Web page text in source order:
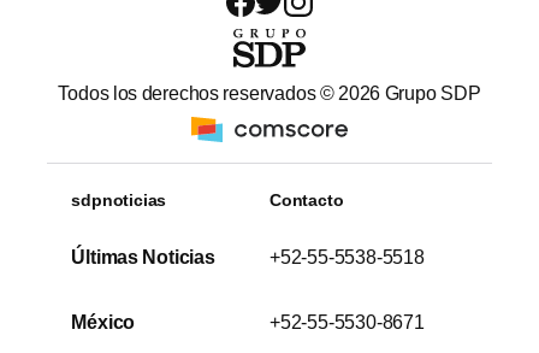
Todos los derechos reservados © 2026 Grupo SDP
sdpnoticias
Últimas Noticias
México
Contacto
+52-55-5538-5518
+52-55-5530-8671